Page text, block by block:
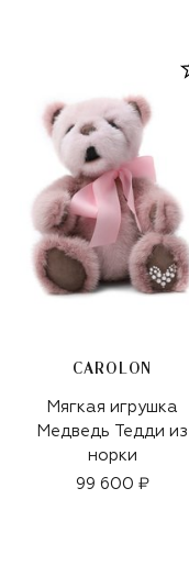
CAROLON
Мягкая игрушка
Медведь Тедди из
норки
99 600 ₽